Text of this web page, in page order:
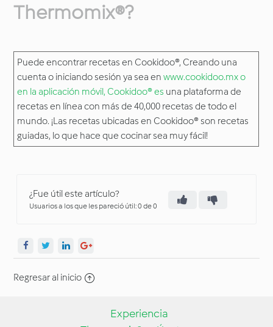
Thermomix®?
Puede encontrar recetas en Cookidoo®, Creando una
cuenta o iniciando sesión ya sea enwww.cookidoo.mx o
en la aplicación móvil, Cookidoo® es una plataforma de
recetas en línea con más de 40,000 recetas de todo el
mundo. ¡Las recetas ubicadas en Cookidoo® son recetas
guiadas, lo que hace que cocinar sea muy fácil!​
¿Fue útil este artículo?
Usuarios a los que les pareció útil: 0 de 0
Regresar al inicio
Experiencia